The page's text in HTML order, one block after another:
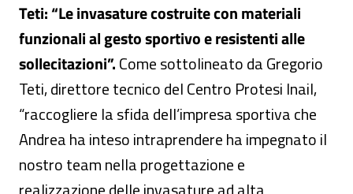
Teti: “Le invasature costruite con materiali
funzionali al gesto sportivo e resistenti alle
sollecitazioni”.Come sottolineato da Gregorio
Teti, direttore tecnico del Centro Protesi Inail,
“raccogliere la sfida dell’impresa sportiva che
Andrea ha inteso intraprendere ha impegnato il
nostro team nella progettazione e